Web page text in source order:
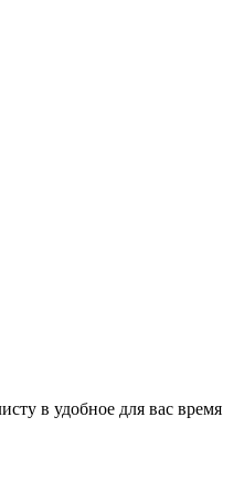
в удобное для вас время